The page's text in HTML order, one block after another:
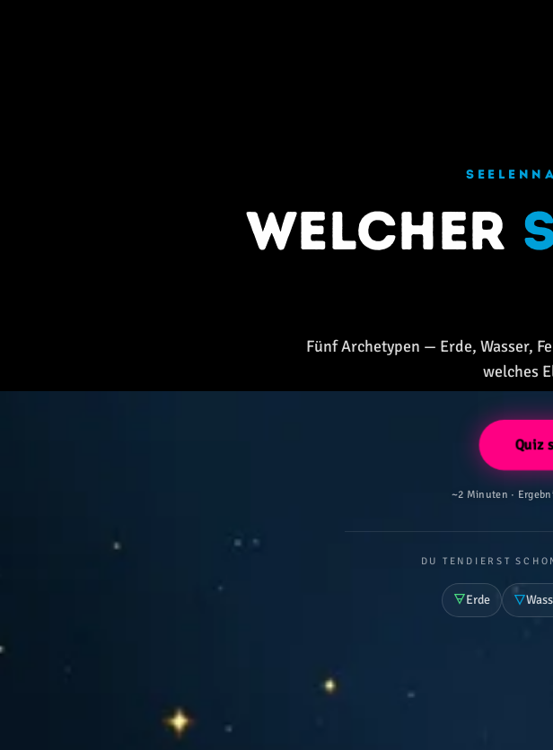
Welcher
Fünf Archetypen — Erde, Wasser,
welches
Quiz
~2 Minuten ·
DU TENDIERST
🜃Erde 🜄